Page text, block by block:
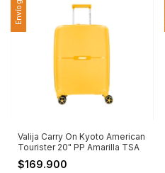
Valija Carry On Kyoto American
Tourister 20" PP Amarilla TSA
$169.900